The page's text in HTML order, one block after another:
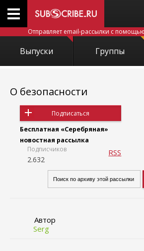
Отправляет email-рассылки с
Выпуски Группы
О безопасности
Подписаться
Бесплатная «Серебряная»
новостная рассылка
Подписчиков
2.632
RSS
Автор
Serg